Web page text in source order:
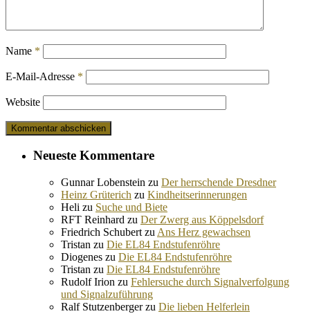
Name *
E-Mail-Adresse *
Website
Neueste Kommentare
Gunnar Lobenstein zu Der herrschende Dresdner
Heinz Grüterich zu Kindheitserinnerungen
Heli zu Suche und Biete
RFT Reinhard zu Der Zwerg aus Köppelsdorf
Friedrich Schubert zu Ans Herz gewachsen
Tristan zu Die EL84 Endstufenröhre
Diogenes zu Die EL84 Endstufenröhre
Tristan zu Die EL84 Endstufenröhre
Rudolf Irion zu Fehlersuche durch Signalverfolgung
und Signalzuführung
Ralf Stutzenbergerzu Die lieben Helferlein